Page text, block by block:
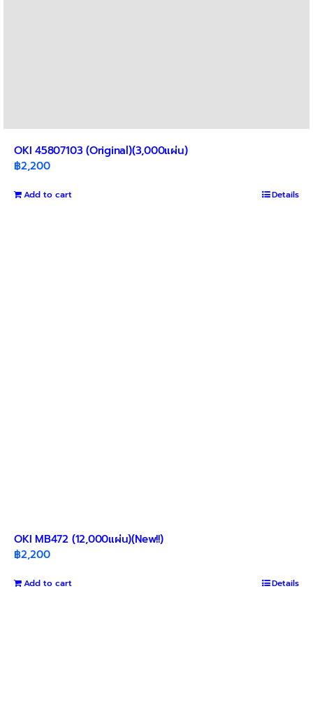
OKI 45807103 (Original)(3,000แผ่น)
฿2,200
Add to cart Details
OKI MB472 (12,000แผ่น)(New!!)
฿2,200
Add to cart Details